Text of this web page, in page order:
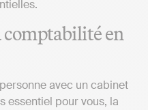
comptabilité en
avec un cabinet
essentiel pour vous, la